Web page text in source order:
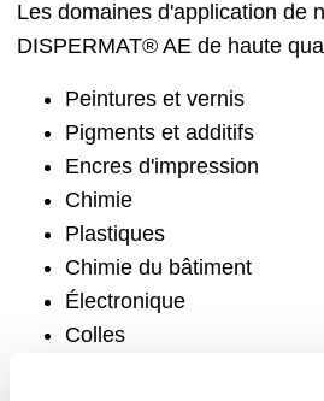
Les domaines d'application de
DISPERMAT® AE de haute
Peintures et vernis
Pigments et additifs
Encres d'impression
Chimie
Plastiques
Chimie du bâtiment
Électronique
Colles